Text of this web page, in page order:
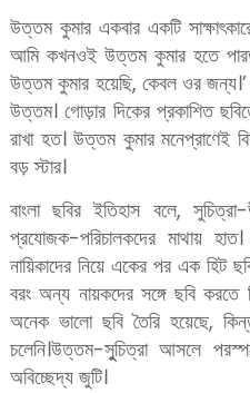
উত্তম কুমার একবার একটি
আমি কখনওই উত্তম কুমার হতে
উত্তম কুমার হয়েছি, কেবল ওর জন্য।’
উত্তম। গোড়ার দিকের প্রকাশিত
রাখা হত। উত্তম কুমার মনেপ্রাণেই
বড় স্টার।
বাংলা ছবির ইতিহাস বলে,
প্রযোজক-পরিচালকদের মাথায়
নায়িকাদের নিয়ে একের পর এক হিট
বরং অন্য নায়কদের সঙ্গে ছবি করতে
অনেক ভালো ছবি তৈরি হয়েছে,
চলেনি।উত্তম-সুুচিত্রা আসলে
অবিচ্ছেদ্য জুটি।